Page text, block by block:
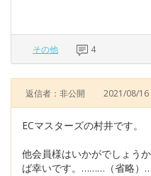
その他 4
返信者：非公開 2021/08/16
ECマスターズの村井です。
他会員様はいかがでしょう
ば幸いです。………（省略